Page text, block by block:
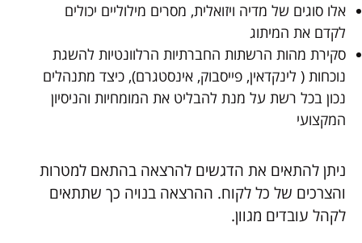
אלו סוגים של מדיה ויזואלית, מסרים מילוליים יכולים
לקדם את המיתוג
סקירת מהות הרשתות החברתיות הרלוונטיות להשגת
נוכחות ( לינקדאין, פייסבוק, אינסטגרם), כיצד מתנהלים
נכון בכל רשת על מנת להבליט את המומחיות והניסיון
המקצועי
ניתן להתאים את הדגשים להרצאה בהתאם למטרות
והצרכים של כל לקוח. ההרצאה בנויה כך שתתאים
לקהל עובדים מגוון.